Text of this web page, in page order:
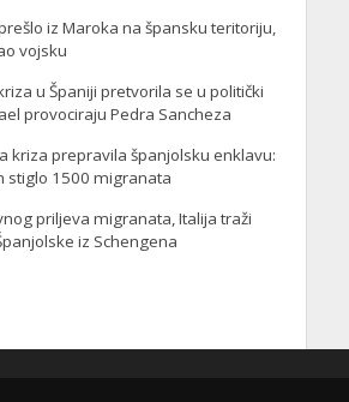
iz Maroka na špansku teritoriju,
vojsku
u Španiji pretvorila se u politički
provociraju Pedra Sancheza
kriza prepravila španjolsku enklavu:
stiglo 1500 migranata
priljeva migranata, Italija traži
iz Schengena